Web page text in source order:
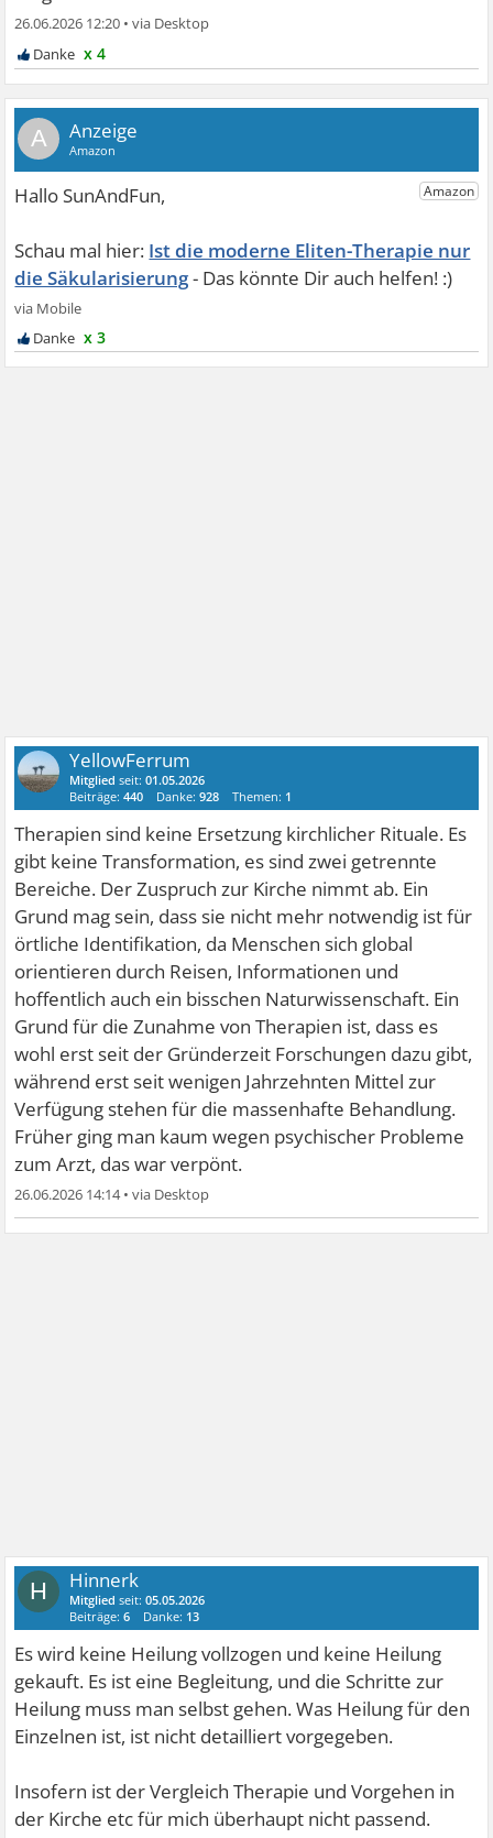
26.06.2026 12:20 •
x 4
A
Ist die moderne Eliten-Therapie nur
die Säkularisierung
x 3
YellowFerrum
Mitglied seit:01.05.2026
Beiträge:440 Danke:928 Themen: 1
Therapien sind keine Ersetzung kirchlicher Rituale. Es
gibt keine Transformation, es sind zwei getrennte
Bereiche. Der Zuspruch zur Kirche nimmt ab. Ein
Grund mag sein, dass sie nicht mehr notwendig ist für
örtliche Identifikation, da Menschen sich global
orientieren durch Reisen, Informationen und
hoffentlich auch ein bisschen Naturwissenschaft. Ein
Grund für die Zunahme von Therapien ist, dass es
wohl erst seit der Gründerzeit Forschungen dazu gibt,
während erst seit wenigen Jahrzehnten Mittel zur
Verfügung stehen für die massenhafte Behandlung.
Früher ging man kaum wegen psychischer Probleme
zum Arzt, das war verpönt.
26.06.2026 14:14•
H Hinnerk
Mitglied seit:05.05.2026
Beiträge:6 Danke: 13
Es wird keine Heilung vollzogen und keine Heilung
gekauft. Es ist eine Begleitung, und die Schritte zur
Heilung muss man selbst gehen. Was Heilung für den
Einzelnen ist, ist nicht detailliert vorgegeben.
Insofern ist der Vergleich Therapie und Vorgehen in
der Kirche etc für mich überhaupt nicht passend.